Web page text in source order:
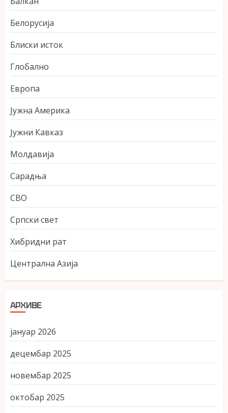
Белорусија
Блиски исток
Глобално
Европа
Јужна Америка
Јужни Кавказ
Молдавија
Сарадња
СВО
Српски свет
Хибридни рат
Централна Азија
АРХИВЕ
јануар 2026
децембар 2025
новембар 2025
октобар 2025